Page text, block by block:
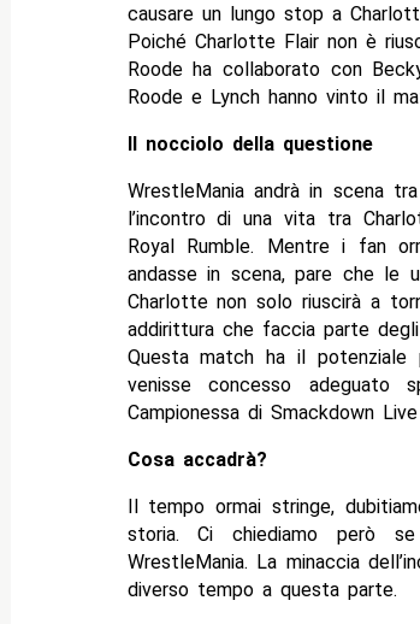
causare un lungo stop a
Poiché Charlotte Flair non è
Roode ha collaborato con
Roode e Lynch hanno vinto il
Il nocciolo della questione
WrestleMania andrà in scena
l’incontro di una vita tra
Royal Rumble. Mentre i fan
andasse in scena, pare che le
Charlotte non solo riuscirà a
addirittura che faccia parte
Questa match ha il
venisse concesso
Campionessa di Smackdown
Cosa accadrà?
Il tempo ormai stringe,
storia. Ci chiediamo però
WrestleMania. La minaccia
diverso tempo a questa parte.